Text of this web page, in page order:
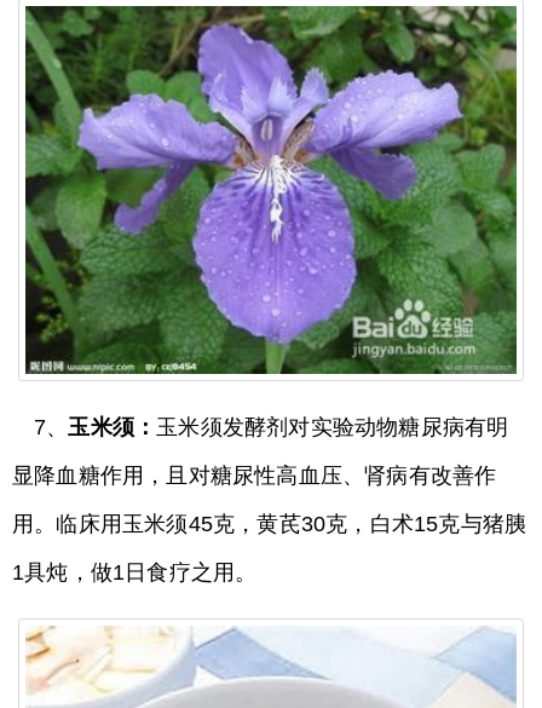
7、玉米须： 玉米须发酵剂对实验动物糖尿病有明
显降血糖作用，且对糖尿性高血压、肾病有改善作
用。临床用玉米须45克，黄芪30克，白术15克与猪胰
1具炖，做1日食疗之用。